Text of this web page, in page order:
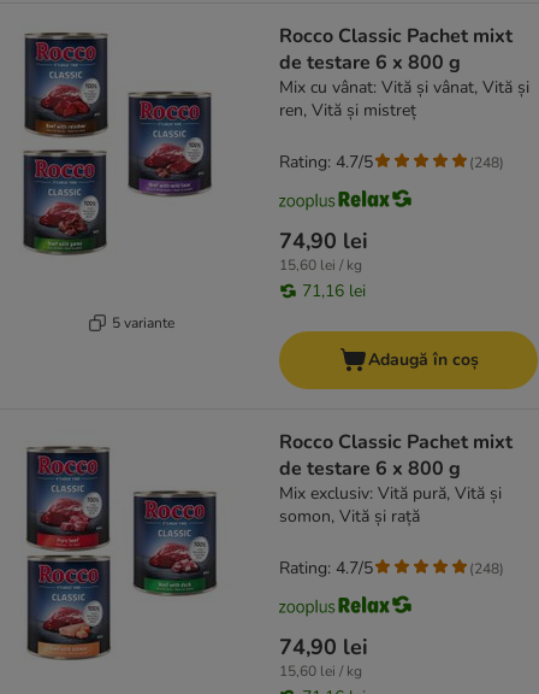
5 variante
Rocco Classic Pachet mixt
de testare 6 x 800 g
Mix cu vânat: Vită și vânat, Vită și
ren, Vită și mistreț
74,90 lei
15,60 lei / kg
71,16 lei
Rating: 4.7/5 (248)
Adaugă în coș
Rocco Classic Pachet mixt
de testare 6 x 800 g
Mix exclusiv: Vită pură, Vită și
somon, Vită și rață
74,90 lei
15,60 lei / kg
Rating: 4.7/5 (248)